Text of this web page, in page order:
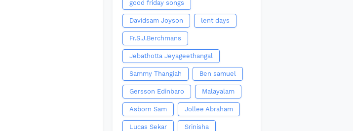
good friday songs
Davidsam Joyson lent days
Fr.S.J.Berchmans
Jebathotta Jeyageethangal
Sammy Thangiah Ben samuel
Gersson Edinbaro Malayalam
Asborn Sam Jollee Abraham
Lucas Sekar Srinisha